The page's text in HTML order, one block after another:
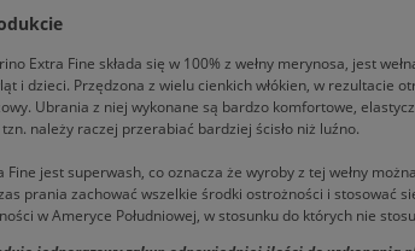
Extra Fine składa się w 100% z wełny merynosa, jest
i dzieci. Przędzona z wielu cienkich włókien, w rezultacie
Ubrania z niej wykonane są bardzo komfortowe,
należy raczej przerabiać bardziej ścisło niż luźno.
Fine jest superwash, co oznacza że wyroby z tej wełny
prania zachować wszelkie środki ostrożności i stosować
w Ameryce Południowej, w stosunku do których nie